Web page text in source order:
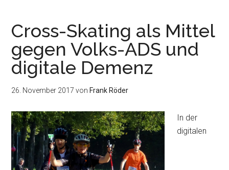
Cross-Skating als Mittel
gegen Volks-ADS und
digitale Demenz
26. November 2017 von Frank Röder
In der
digitalen